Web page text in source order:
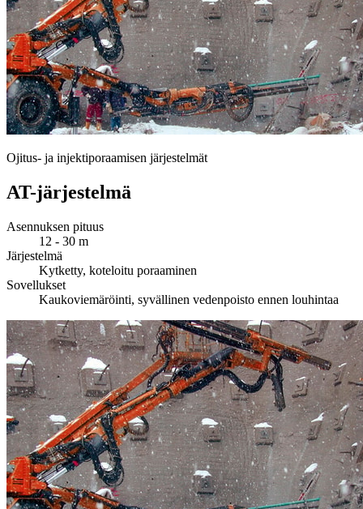
Ojitus- ja injektiporaamisen järjestelmät
AT-järjestelmä
Asennuksen pituus
12 - 30 m
Järjestelmä
Kytketty, koteloitu poraaminen
Sovellukset
Kaukoviemäröinti, syvällinen vedenpoisto ennen louhintaa